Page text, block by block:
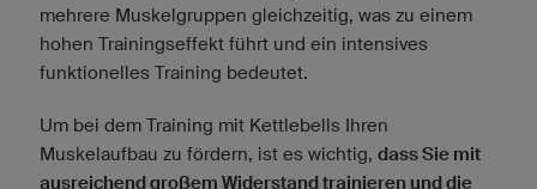
mehrere Muskelgruppen gleichzeitig, was zu einem
hohen Trainingseffekt führt und ein intensives
funktionelles Training bedeutet.
Um bei dem Training mit Kettlebells Ihren
Muskelaufbau zu fördern, ist es wichtig, dass Sie mit
ausreichend großem Widerstand trainieren und die